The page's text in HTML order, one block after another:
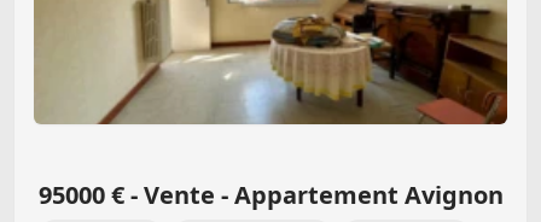
95000 € - Vente - Appartement Avignon